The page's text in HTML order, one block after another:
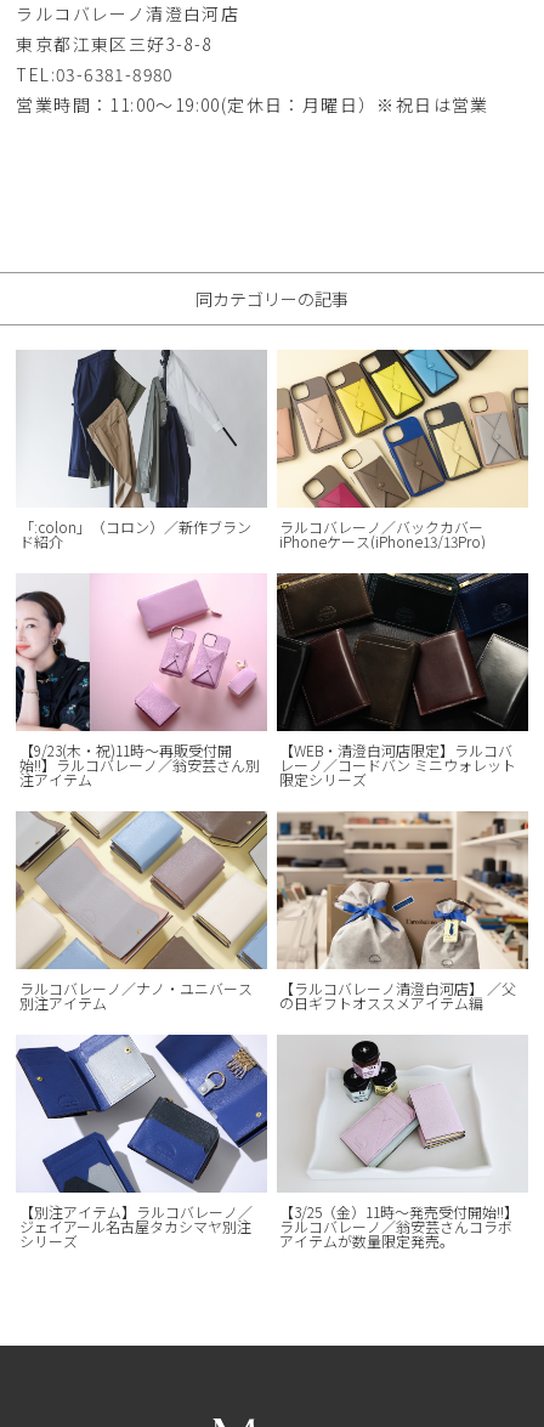
ラルコバレーノ清澄白河店
東京都江東区三好3-8-8
TEL:03-6381-8980
営業時間：11:00～19:00(定休日：月曜日）※祝日は営業
同カテゴリーの記事
「:colon」（コロン）／新作ブラン
ド紹介
ラルコバレーノ／バックカバー
iPhoneケース(iPhone13/13Pro)
【9/23(木・祝)11時〜再販受付開
始!!】ラルコバレーノ／翁安芸さん別
注アイテム
【WEB・清澄白河店限定】ラルコバ
レーノ／コードバン ミニウォレット
限定シリーズ
ラルコバレーノ／ナノ・ユニバース
別注アイテム
【ラルコバレーノ清澄白河店】 ／父
の日ギフトオススメアイテム編
【別注アイテム】ラルコバレーノ／
ジェイアール名古屋タカシマヤ別注
シリーズ
【3/25（金）11時〜発売受付開始!!】
ラルコバレーノ／翁安芸さんコラボ
アイテムが数量限定発売。